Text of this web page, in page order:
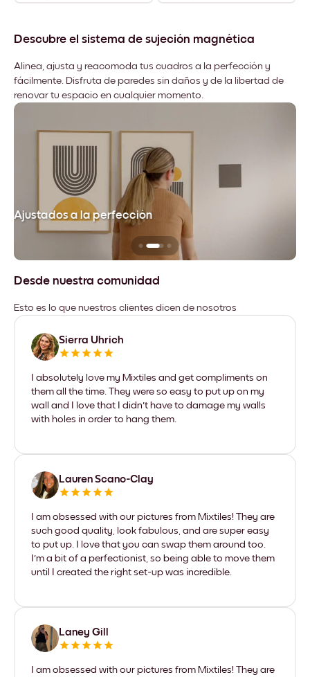
Descubre el sistema de sujeción magnética
Alinea, ajusta y reacomoda tus cuadros a la perfección y
fácilmente. Disfruta de paredes sin daños y de la libertad de
renovar tu espacio en cualquier momento.
Ajustados a la perfección
Desde nuestra comunidad
Esto es lo que nuestros clientes dicen de nosotros
Sierra Uhrich
I absolutely love my Mixtiles and get compliments on
them all the time. They were so easy to put up on my
wall and I love that I didn't have to damage my walls
with holes in order to hang them.
Lauren Scano-Clay
I am obsessed with our pictures from Mixtiles! They are
such good quality, look fabulous, and are super easy
to put up. I love that you can swap them around too.
I'm a bit of a perfectionist, so being able to move them
until I created the right set-up was incredible.
Laney Gill
I am obsessed with our pictures from Mixtiles! They are